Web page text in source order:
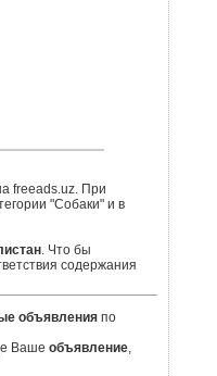
freeads.uz. При
"Собаки" и в
. Что бы
содержания
объявленияпо
Ваше объявление,